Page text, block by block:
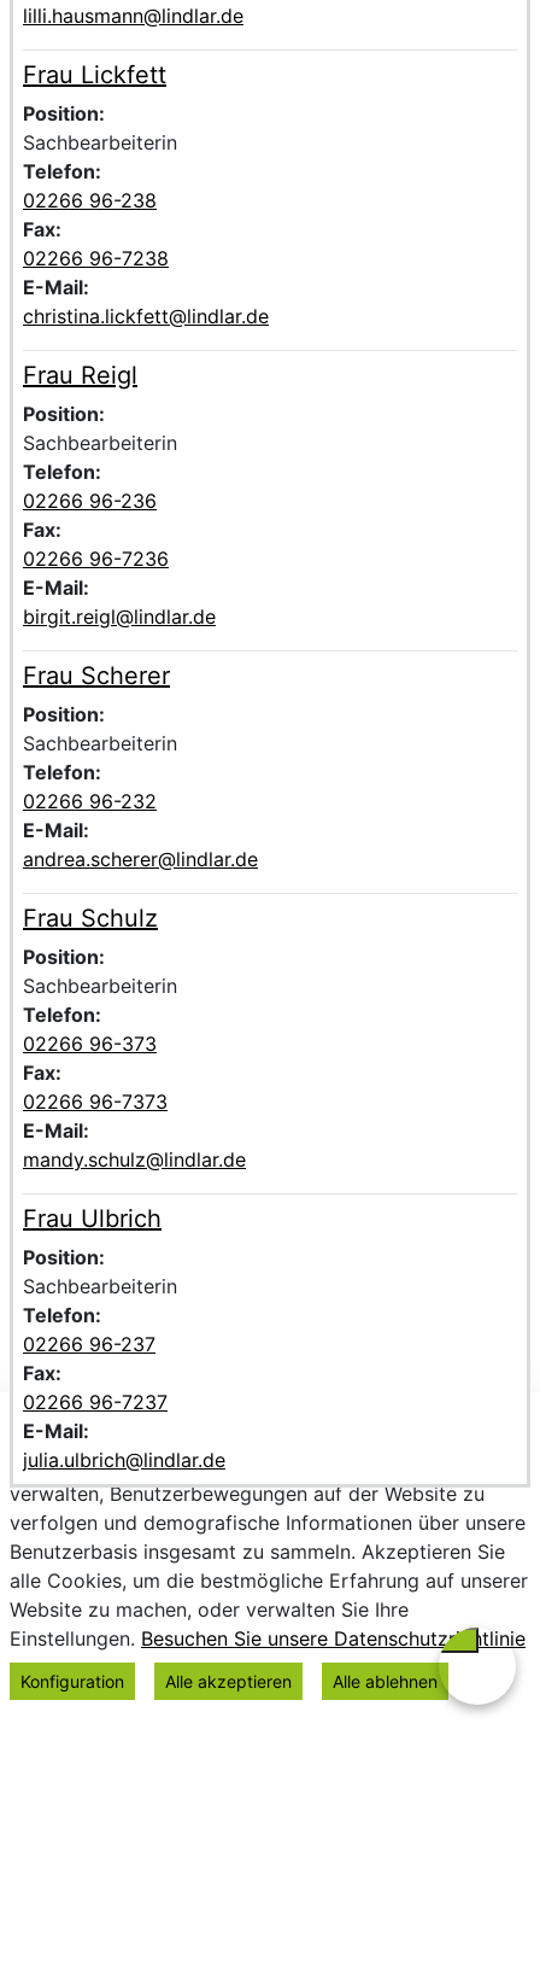
lilli.hausmann@lindlar.de
Beschreibung der zuständigen Kontaktperson Frau
Voller Name:
Frau Lickfett
Position:
Sachbearbeiterin
Telefon:
02266 96-238
Fax:
02266 96-7238
E-Mail:
christina.lickfett@lindlar.de
Beschreibung der zuständigen Kontaktperson Frau Reigl
Voller Name:
Frau Reigl
Position:
Sachbearbeiterin
Telefon:
02266 96-236
Fax:
02266 96-7236
E-Mail:
birgit.reigl@lindlar.de
Beschreibung der zuständigen Kontaktperson Frau
Voller Name:
Frau Scherer
Position:
Sachbearbeiterin
Telefon:
02266 96-232
E-Mail:
andrea.scherer@lindlar.de
Beschreibung der zuständigen Kontaktperson Frau
Voller Name:
Frau Schulz
Position:
Sachbearbeiterin
Telefon:
02266 96-373
Fax:
02266 96-7373
E-Mail:
mandy.schulz@lindlar.de
Beschreibung der zuständigen Kontaktperson Frau
Voller Name:
Frau Ulbrich
Position:
Sachbearbeiterin
Telefon:
02266 96-237
Fax:
02266 96-7237
E-Mail:
julia.ulbrich@lindlar.de
Wir verwenden Cookies, um personalisierte Inhalte
bereitzustellen, Trends zu analysieren, die Website zu
verwalten, Benutzerbewegungen auf der Website zu
verfolgen und demografische Informationen über unsere
Benutzerbasis insgesamt zu sammeln. Akzeptieren Sie
alle Cookies, um die bestmögliche Erfahrung auf unserer
Website zu machen, oder verwalten Sie Ihre
Einstellungen. Besuchen Sie unsere Datenschutzrichtlinie
Konfiguration Alle akzeptieren Alle ablehnen